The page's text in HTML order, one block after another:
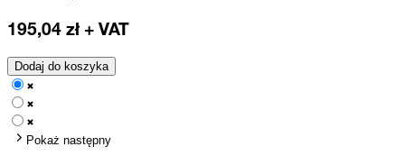
195,04 zł + VAT
Dodaj do koszyka
Pokaż następny